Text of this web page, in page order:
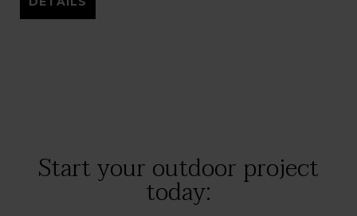
Start your outdoor project
today: